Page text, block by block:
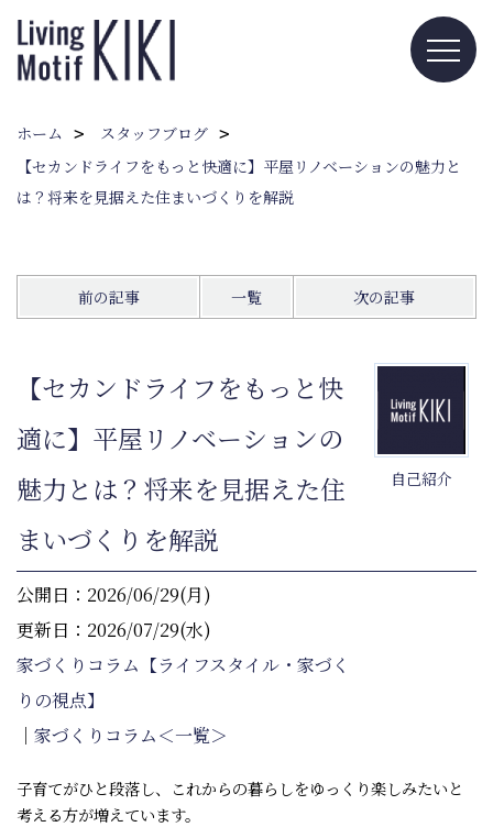
ホーム
スタッフブログ
【セカンドライフをもっと快適に】平屋リノベーションの魅力と
は？将来を見据えた住まいづくりを解説
前の記事 一覧 次の記事
自己紹介
【セカンドライフをもっと快
適に】平屋リノベーションの
魅力とは？将来を見据えた住
まいづくりを解説
公開日：2026/06/29(月)
更新日：2026/07/29(水)
家づくりコラム【ライフスタイル・家づく
りの視点】
｜ 家づくりコラム＜一覧＞
子育てがひと段落し、これからの暮らしをゆっくり楽しみたいと
考える方が増えています。